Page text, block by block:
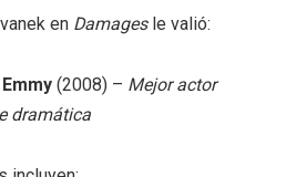
en Damagesle valió:
(2008) – Mejor actor
dramática